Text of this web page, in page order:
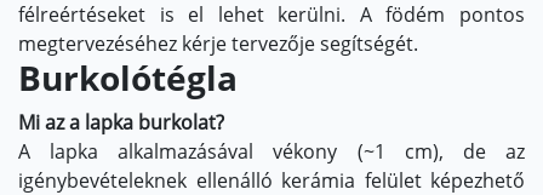
félreértéseket is el lehet kerülni. A födém pontos
megtervezéséhez kérje tervezője segítségét.
Burkolótégla
Mi az a lapka burkolat?
A lapka alkalmazásával vékony (~1 cm), de az
igénybevételeknek ellenálló kerámia felület képezhető